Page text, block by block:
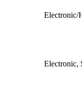
Electronic/
Electronic,